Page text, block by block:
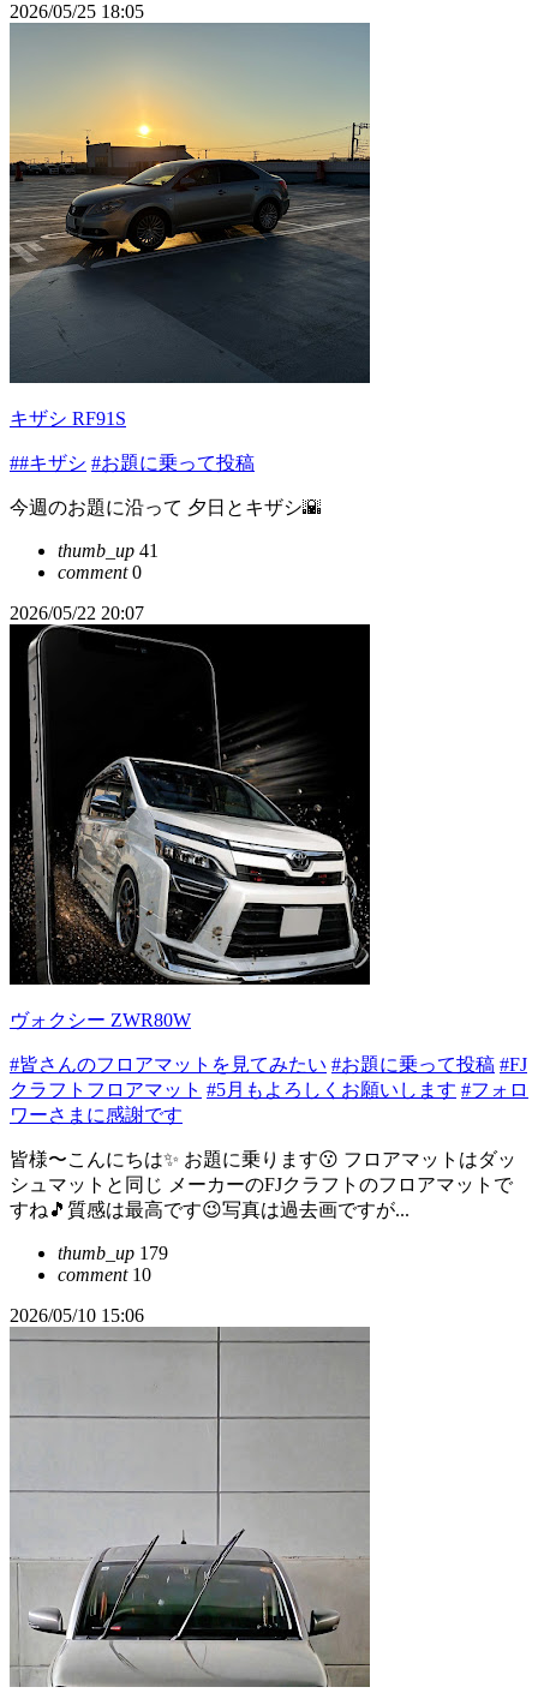
2026/05/25 18:05
キザシ RF91S
##キザシ #お題に乗って投稿
今週のお題に沿って 夕日とキザシ🌇
thumb_up 41
comment0
2026/05/22 20:07
ヴォクシー ZWR80W
#皆さんのフロアマットを見てみたい #お題に乗って投稿 #FJ
クラフトフロアマット #5月もよろしくお願いします #フォロ
ワーさまに感謝です
皆様〜こんにちは✨️ お題に乗ります😗 フロアマットはダッ
シュマットと同じ メーカーのFJクラフトのフロアマットで
すね🎵質感は最高です😉写真は過去画ですが...
thumb_up 179
comment10
2026/05/10 15:06